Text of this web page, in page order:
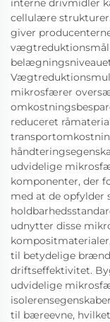
interne drivmidler
cellulære
giver
vægtreduktionsmål
mikrosfærer
reduceret
udvidelige
komponenter, der
med at de opfylder
udnytter disse
til betydelige
driftseffektivitet.
udvidelige
til bæreevne,